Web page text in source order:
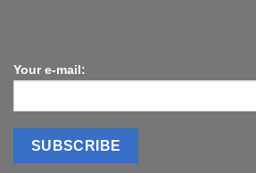
Your e-mail: